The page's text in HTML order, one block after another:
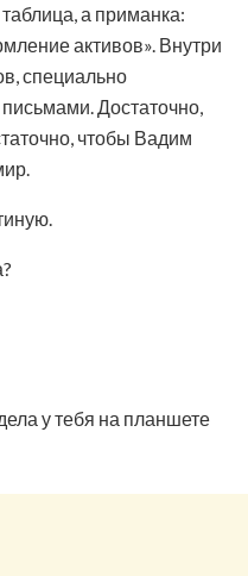
а приманка:
активов». Внутри
специально
Достаточно,
чтобы Вадим
у тебя на планшете